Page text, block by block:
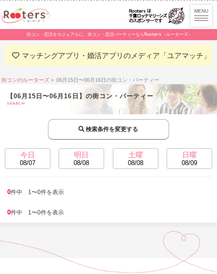
街コン・恋活をカジュアルに。街コン・恋活パーティーならRooters -ルーターズ-
マッチングアプリ・婚活アプリのメディア「ユアマッチ」
街コンのルーターズ 06月15日〜06月16日の街コン・パーティー
【06月15日〜06月16日】の街コン・パーティー
SEARCH
検索条件を変更する
今日
08/07
明日
08/08
土曜
08/08
日曜
08/09
0件中 1〜0件を表示
0件中 1〜0件を表示